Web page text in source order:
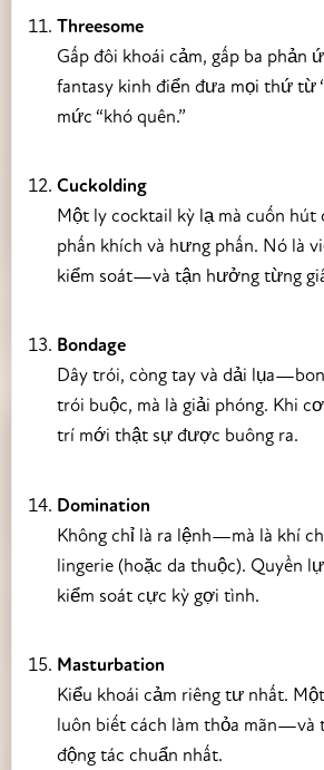
Threesome
Gấp đôi khoái cảm, gấp ba phản
fantasy kinh điển đưa mọi thứ từ
mức “khó quên.”
Cuckolding
Một ly cocktail kỳ lạ mà cuốn hút
phấn khích và hưng phấn. Nó là
kiểm soát—và tận hưởng từng
Bondage
Dây trói, còng tay và dải
trói buộc, mà là giải phóng. Khi
trí mới thật sự được buông ra.
Domination
Không chỉ là ra lệnh—mà là khí
lingerie (hoặc da thuộc). Quyền
kiểm soát cực kỳ gợi tình.
Masturbation
Kiểu khoái cảm riêng tư nhất.
luôn biết cách làm thỏa mãn—và
động tác chuẩn nhất.